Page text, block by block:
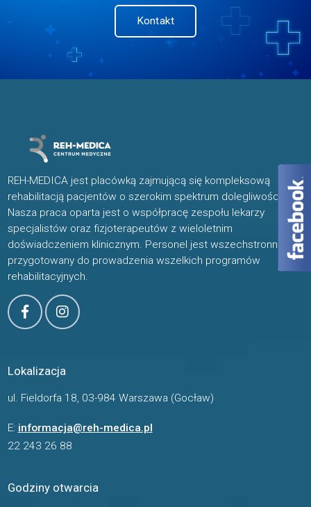
Kontakt
REH-MEDICA jest placówką zajmującą się kompleksową
rehabilitacją pacjentów o szerokim spektrum dolegliwości.
Nasza praca oparta jest o współpracę zespołu lekarzy
specjalistów oraz fizjoterapeutów z wieloletnim
doświadczeniem klinicznym. Personel jest wszechstronnie
przygotowany do prowadzenia wszelkich programów
rehabilitacyjnych.
Lokalizacja
ul. Fieldorfa 18, 03-984 Warszawa (Gocław)
E: informacja@reh-medica.pl
22 243 26 88
Godziny otwarcia